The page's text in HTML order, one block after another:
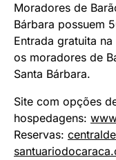
Moradores de
Bárbara possuem
Entrada gratuita
os moradores de
Santa Bárbara.
Site com opções
hospedagens:
Reservas: